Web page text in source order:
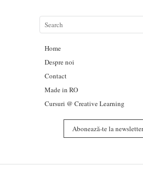
Home
Despre noi
Contact
Made in RO
Cursuri @ Creative Learning
Abonează-te la newsletter